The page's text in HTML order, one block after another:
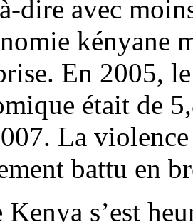
dire avec
kényane
En 2005,
était de
La
battu en
Kenya s’est